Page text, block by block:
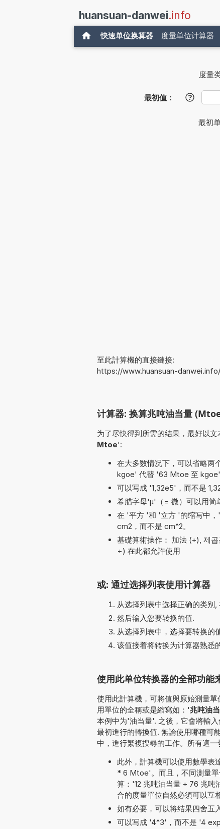
huansuan-danwei.info
快速单位换算器 度量单位计算器
度量
最初值： ?
最初
至此計算機的直接鏈接:
https://www.huansuan-
计算器: 换算兆吨油当量
为了尽快得到所需的结果，最好以
Mtoe':
在大多数情况下，可以省略
kgoe' 代替 '63 Mtoe 至 kgoe'
可以写成 '1,32e5'，而不是
希腊字母'µ'（= 微）可以用简
在 '平方 '和 '立方 '的缩写中
cm2，而不是 cm^2。
基礎算術操作： 加法 (+), 제
÷) 在此都允許使用
或: 通过选择列表使用计算器
从选择列表中选择正确的类别,
然后输入您要转换的值.
从选择列表中，选择要转换的
该值接着将转换为计算器熟悉
使用此单位转换器的全部功能
使用此計算機，可將值與原始測量
用單位的全稱或是縮寫如：'兆吨油
本例中为'油当量'. 之後，它會將輸
最初進行的轉換值. 無論使用哪種可
中，進行繁複搜尋的工作。所有這
此外，計算機可以使用數學表
* 6 Mtoe'。而且，不同測量
算：'12 兆吨油当量 + 76 兆
合的度量單位自然必須可以互
如有必要，可以将结果四舍五
可以写成 '4^3'，而不是 '4